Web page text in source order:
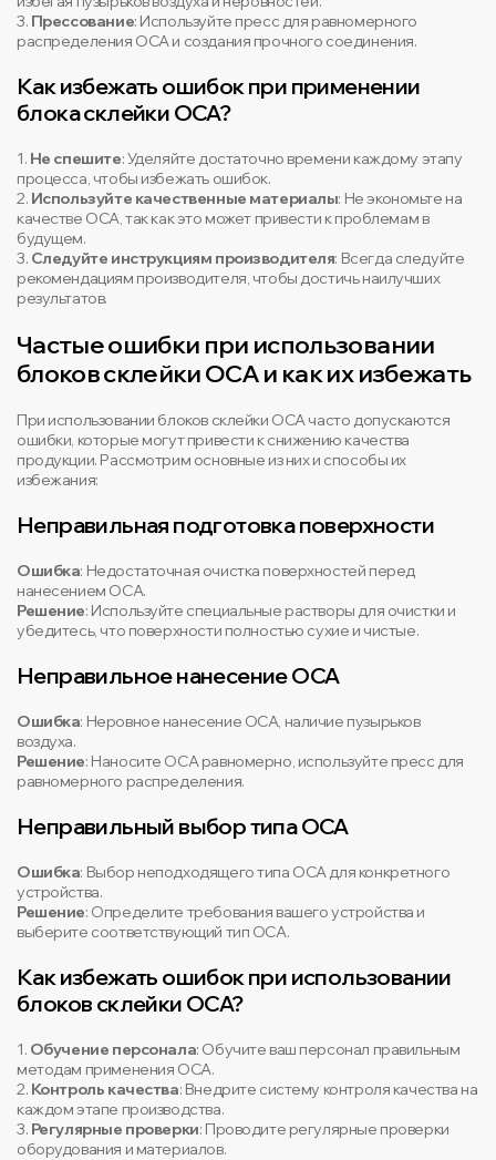
3. Прессование: Используйте пресс для равномерного
распределения OCA и создания прочного соединения.
Как избежать ошибок при применении
блока склейки OCA?
1. Не спешите: Уделяйте достаточно времени каждому этапу
процесса, чтобы избежать ошибок.
2. Используйте качественные материалы: Не экономьте на
качестве OCA, так как это может привести к проблемам в
будущем.
3. Следуйте инструкциям производителя: Всегда следуйте
рекомендациям производителя, чтобы достичь наилучших
результатов.
Частые ошибки при использовании
блоков склейки OCA и как их избежать
При использовании блоков склейки OCA часто допускаются
ошибки, которые могут привести к снижению качества
продукции. Рассмотрим основные из них и способы их
избежания:
Неправильная подготовка поверхности
Ошибка: Недостаточная очистка поверхностей перед
нанесением OCA.
Решение: Используйте специальные растворы для очистки и
убедитесь, что поверхности полностью сухие и чистые.
Неправильное нанесение OCA
Ошибка: Неровное нанесение OCA, наличие пузырьков
воздуха.
Решение: Наносите OCA равномерно, используйте пресс для
равномерного распределения.
Неправильный выбор типа OCA
Ошибка: Выбор неподходящего типа OCA для конкретного
устройства.
Решение: Определите требования вашего устройства и
выберите соответствующий тип OCA.
Как избежать ошибок при использовании
блоков склейки OCA?
1. Обучение персонала: Обучите ваш персонал правильным
методам применения OCA.
2. Контроль качества: Внедрите систему контроля качества на
каждом этапе производства.
3. Регулярные проверки: Проводите регулярные проверки
оборудования и материалов.